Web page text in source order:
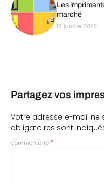
Les
marché
16 janvier 2025
Partagez vos
Votre adresse e-mail ne
obligatoires sont
Commentaire *